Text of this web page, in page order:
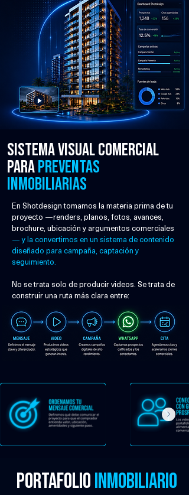
Sistema visual comercial
parapreventas
inmobiliarias
En Shotdesign tomamos la materia prima de tu
proyecto —renders, planos, fotos, avances,
brochure, ubicación y argumentos comerciales
— y la convertimos en un sistema de contenido
diseñado para campaña, captación y
seguimiento.
No se trata solo de producir videos. Se trata de
construir una ruta más clara entre:
portafolioinmobiliario